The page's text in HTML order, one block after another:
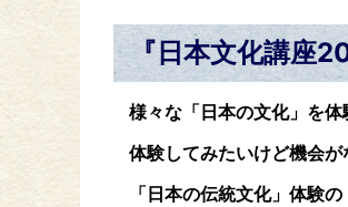
『日本文化講座
様々な「日本の文化」を体
体験してみたいけど機会が
「日本の伝統文化」体験